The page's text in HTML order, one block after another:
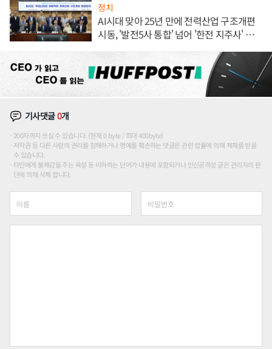
정치
AI시대 맞아 25년 만에 전력산업 구조개편
시동, '발전5사 통합' 넘어 '한전 지주사' 재편
기사댓글0개
200자까지 쓰실 수 있습니다. (현재 0 byte / 최대 400byte)
저작권 등 다른 사람의 권리를 침해하거나 명예를 훼손하는 댓글은 관련 법률에 의해 제재를 받을
수 있습니다.
타인에게 불쾌감을 주는 욕설 등 비하하는 단어가 내용에 포함되거나 인신공격성 글은 관리자의 판
단에 의해 삭제 합니다.